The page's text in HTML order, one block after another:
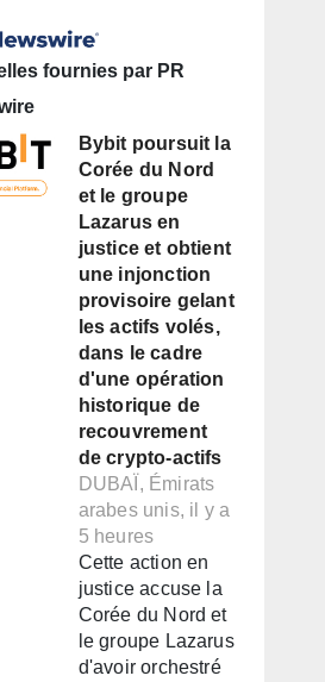
fournies par PR
Bybit poursuit la
Corée du Nord
et le groupe
Lazarus en
justice et obtient
une injonction
provisoire gelant
les actifs volés,
dans le cadre
d'une opération
historique de
recouvrement
de crypto-actifs
DUBAÏ, Émirats
arabes unis, il y a
5 heures
Cette action en
justice accuse la
Corée du Nord et
le groupe Lazarus
d'avoir orchestré